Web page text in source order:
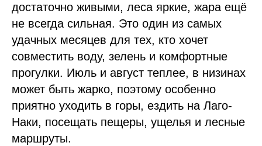
достаточно живыми, леса яркие, жара ещё
не всегда сильная. Это один из самых
удачных месяцев для тех, кто хочет
совместить воду, зелень и комфортные
прогулки. Июль и август теплее, в низинах
может быть жарко, поэтому особенно
приятно уходить в горы, ездить на Лаго-
Наки, посещать пещеры, ущелья и лесные
маршруты.